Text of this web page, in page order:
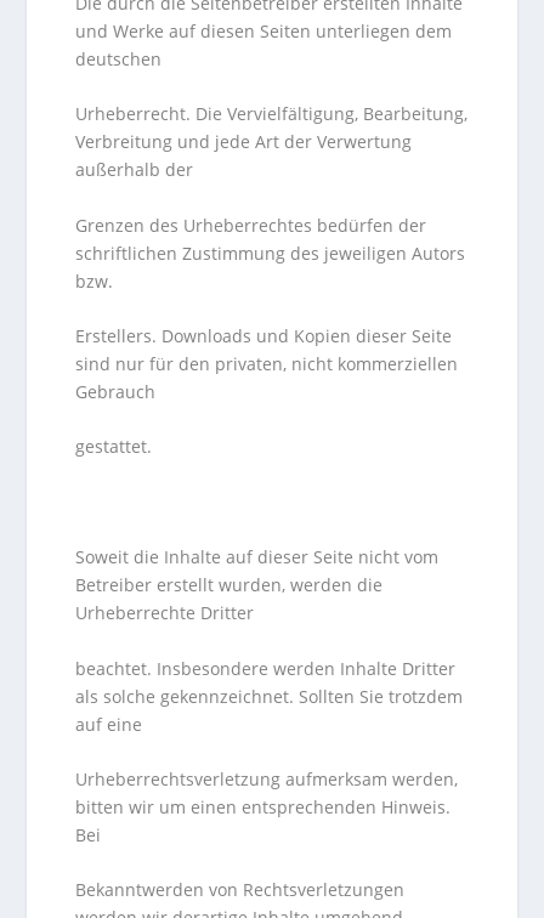
und Werke auf diesen Seiten unterliegen dem
deutschen
Urheberrecht. Die Vervielfältigung, Bearbeitung,
Verbreitung und jede Art der Verwertung
außerhalb der
Grenzen des Urheberrechtes bedürfen der
schriftlichen Zustimmung des jeweiligen Autors
bzw.
Erstellers. Downloads und Kopien dieser Seite
sind nur für den privaten, nicht kommerziellen
Gebrauch
gestattet.
Soweit die Inhalte auf dieser Seite nicht vom
Betreiber erstellt wurden, werden die
Urheberrechte Dritter
beachtet. Insbesondere werden Inhalte Dritter
als solche gekennzeichnet. Sollten Sie trotzdem
auf eine
Urheberrechtsverletzung aufmerksam werden,
bitten wir um einen entsprechenden Hinweis.
Bei
Bekanntwerden von Rechtsverletzungen